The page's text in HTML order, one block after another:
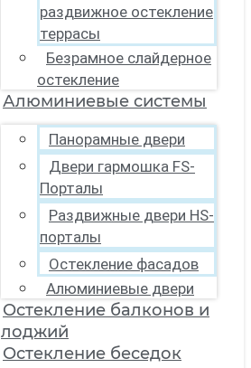
раздвижное остекление
террасы
Безрамное слайдерное
остекление
Алюминиевые системы
Панорамные двери
Двери гармошка FS-
Порталы
Раздвижные двери HS-
порталы
Остекление фасадов
Алюминиевые двери
Остекление балконов и
лоджий
Остекление беседок